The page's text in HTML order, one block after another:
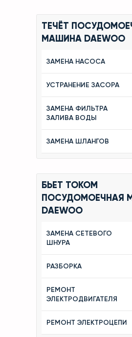
ТЕЧЁТ
МАШИНА DAEWOO
ЗАМЕНА НАСОСА
УСТРАНЕНИЕ ЗАСОРА
ЗАМЕНА ФИЛЬТРА
ЗАЛИВА ВОДЫ
ЗАМЕНА ШЛАНГОВ
БЬЕТ ТОКОМ
ПОСУДОМОЕЧНАЯ
DAEWOO
ЗАМЕНА СЕТЕВОГО
ШНУРА
РАЗБОРКА
РЕМОНТ
ЭЛЕКТРОДВИГАТЕЛЯ
РЕМОНТ ЭЛЕКТРОЦЕПИ